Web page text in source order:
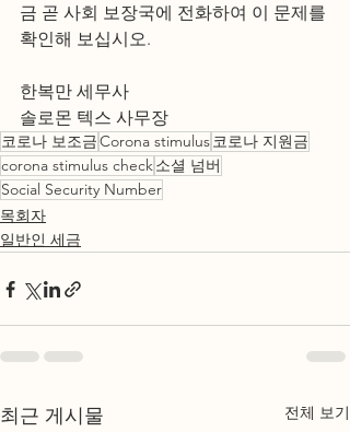
금 곧 사회 보장국에 전화하여 이 문제를
확인해 보십시오.
한복만 세무사
솔로몬 텍스 사무장
코로나 보조금Corona stimulus코로나 지원금
corona stimulus check소셜 넘버
Social Security Number
목회자
일반인 세금
최근 게시물 전체 보기